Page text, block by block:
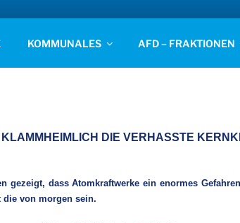
KOMMUNALES AFD – FRAKTIONEN
DIE VERHASSTE
gezeigt, dass Atomkraftwerke ein enormes
die von morgen sein.